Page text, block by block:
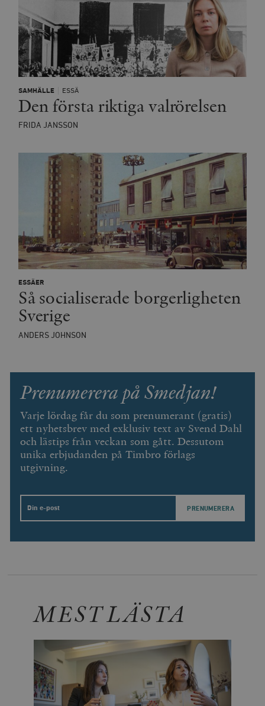
SAMHÄLLE ESSÄ
Den första riktiga valrörelsen
FRIDA JANSSON
ESSÄER
Så socialiserade borgerligheten
Sverige
ANDERS JOHNSON
Prenumerera på Smedjan!
Varje lördag får du som prenumerant (gratis)
ett nyhetsbrev med exklusiv text av Svend Dahl
och lästips från veckan som gått. Dessutom
unika erbjudanden på Timbro förlags
utgivning.
Email
MEST LÄSTA